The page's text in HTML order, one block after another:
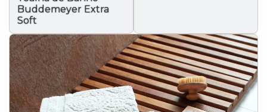
Buddemeyer Extra
Soft